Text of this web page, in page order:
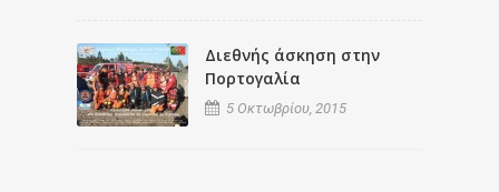
Διεθνής άσκηση στην
Πορτογαλία
5 Οκτωβρίου, 2015